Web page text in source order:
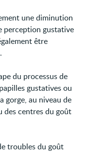
une diminution
perception gustative
être
du processus de
gustatives ou
gorge, au niveau de
des centres du goût
troubles du goût